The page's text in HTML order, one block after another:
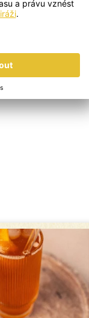
vychladnout.